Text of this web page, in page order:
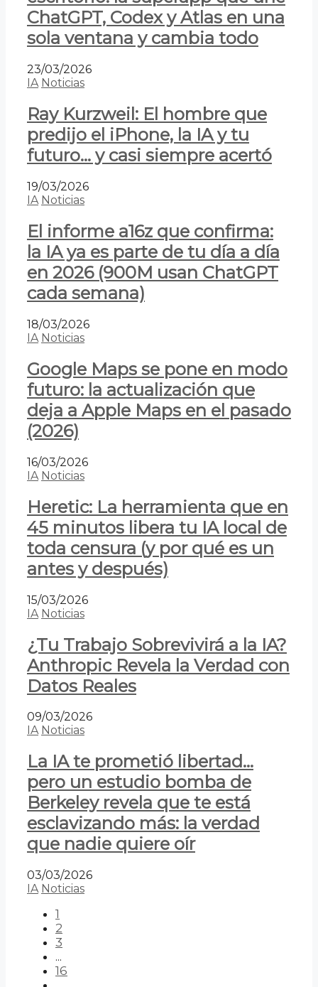
ChatGPT, Codex y Atlas en una
sola ventana y cambia todo
23/03/2026
IA Noticias
Ray Kurzweil: El hombre que
predijo el iPhone, la IA y tu
futuro… y casi siempre acertó
19/03/2026
IA Noticias
El informe a16z que confirma:
la IA ya es parte de tu día a día
en 2026 (900M usan ChatGPT
cada semana)
18/03/2026
IA Noticias
Google Maps se pone en modo
futuro: la actualización que
deja a Apple Maps en el pasado
(2026)
16/03/2026
IA Noticias
Heretic: La herramienta que en
45 minutos libera tu IA local de
toda censura (y por qué es un
antes y después)
15/03/2026
IA Noticias
¿Tu Trabajo Sobrevivirá a la IA?
Anthropic Revela la Verdad con
Datos Reales
09/03/2026
IA Noticias
La IA te prometió libertad…
pero un estudio bomba de
Berkeley revela que te está
esclavizando más: la verdad
que nadie quiere oír
03/03/2026
IA Noticias
1
2
3
...
16